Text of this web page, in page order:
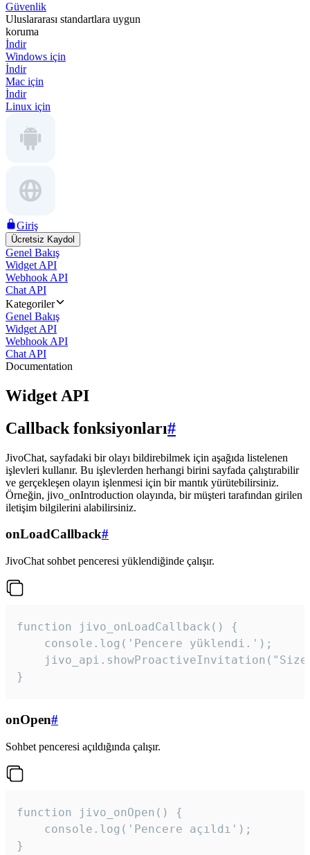
Güvenlik
Uluslararası standartlara uygun
koruma
İndir
Windows için
İndir
Mac için
İndir
Linux için
Giriş
Ücretsiz Kaydol
Genel Bakış
Widget API
Webhook API
Chat API
Kategoriler
Genel Bakış
Widget API
Webhook API
Chat API
Documentation
Widget API
Callback fonksiyonları#
JivoChat, sayfadaki bir olayı bildirebilmek için aşağıda listelenen
işlevleri kullanır. Bu işlevlerden herhangi birini sayfada çalıştırabilir
ve gerçekleşen olayın işlenmesi için bir mantık yürütebilirsiniz.
Örneğin, jivo_onIntroduction olayında, bir müşteri tarafından girilen
iletişim bilgilerini alabilirsiniz.
onLoadCallback#
JivoChat sohbet penceresi yüklendiğinde çalışır.
function jivo_onLoadCallback() {
    console.log('Pencere yüklendi.');
}
onOpen#
Sohbet penceresi açıldığında çalışır.
function jivo_onOpen() {
    console.log('Pencere açıldı');
}